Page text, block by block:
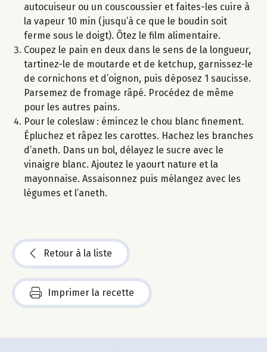
autocuiseur ou un couscoussier et faites-les cuire à
la vapeur 10 min (jusqu’à ce que le boudin soit
ferme sous le doigt). Ôtez le film alimentaire.
Coupez le pain en deux dans le sens de la longueur,
tartinez-le de moutarde et de ketchup, garnissez-le
de cornichons et d’oignon, puis déposez 1 saucisse.
Parsemez de fromage râpé. Procédez de même
pour les autres pains.
Pour le coleslaw : émincez le chou blanc finement.
Épluchez et râpez les carottes. Hachez les branches
d’aneth. Dans un bol, délayez le sucre avec le
vinaigre blanc. Ajoutez le yaourt nature et la
mayonnaise. Assaisonnez puis mélangez avec les
légumes et l’aneth.
Retour à la liste
Imprimer la recette